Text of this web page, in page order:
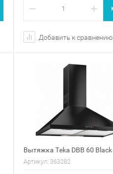
− +
Добавить к сравнению
Вытяжка Teka DBB 60 Black
Артикул: 363282